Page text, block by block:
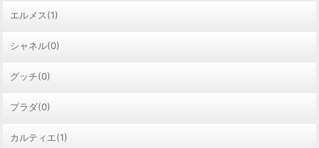
エルメス(1)
シャネル(0)
グッチ(0)
プラダ(0)
カルティエ(1)